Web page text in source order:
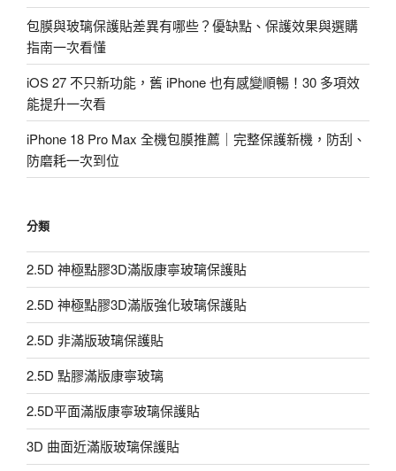
包膜與玻璃保護貼差異有哪些？優缺點、保護效果與選購
指南一次看懂
iOS 27 不只新功能，舊 iPhone 也有感變順暢！30 多項效
能提升一次看
iPhone 18 Pro Max 全機包膜推薦｜完整保護新機，防刮、
防磨耗一次到位
分類
2.5D 神極點膠3D滿版康寧玻璃保護貼
2.5D 神極點膠3D滿版強化玻璃保護貼
2.5D 非滿版玻璃保護貼
2.5D 點膠滿版康寧玻璃
2.5D平面滿版康寧玻璃保護貼
3D 曲面近滿版玻璃保護貼